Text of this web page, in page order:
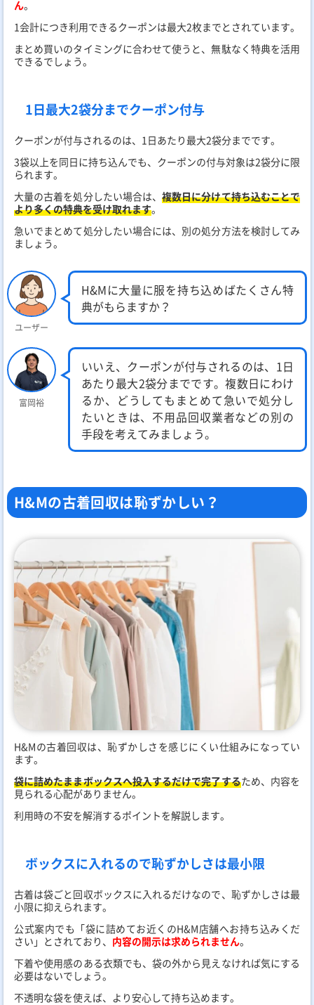
ん。
1会計につき利用できるクーポンは最大2枚までとされています。
まとめ買いのタイミングに合わせて使うと、無駄なく特典を活用
できるでしょう。
1日最大2袋分までクーポン付与
クーポンが付与されるのは、1日あたり最大2袋分までです。
3袋以上を同日に持ち込んでも、クーポンの付与対象は2袋分に限
られます。
大量の古着を処分したい場合は、複数日に分けて持ち込むことで
より多くの特典を受け取れます。
急いでまとめて処分したい場合には、別の処分方法を検討してみ
ましょう。
ユーザー
H&Mに大量に服を持ち込めばたくさん特
典がもらますか？
富岡裕
いいえ、クーポンが付与されるのは、1日
あたり最大2袋分までです。複数日にわけ
るか、どうしてもまとめて急いで処分し
たいときは、不用品回収業者などの別の
手段を考えてみましょう。
H&Mの古着回収は恥ずかしい？
H&Mの古着回収は、恥ずかしさを感じにくい仕組みになってい
ます。
袋に詰めたままボックスへ投入するだけで完了するため、内容を
見られる心配がありません。
利用時の不安を解消するポイントを解説します。
ボックスに入れるので恥ずかしさは最小限
古着は袋ごと回収ボックスに入れるだけなので、恥ずかしさは最
小限に抑えられます。
公式案内でも「袋に詰めてお近くのH&M店舗へお持ち込みくだ
さい」とされており、 内容の開示は求められません。
下着や使用感のある衣類でも、袋の外から見えなければ気にする
必要はないでしょう。
不透明な袋を使えば、より安心して持ち込めます。